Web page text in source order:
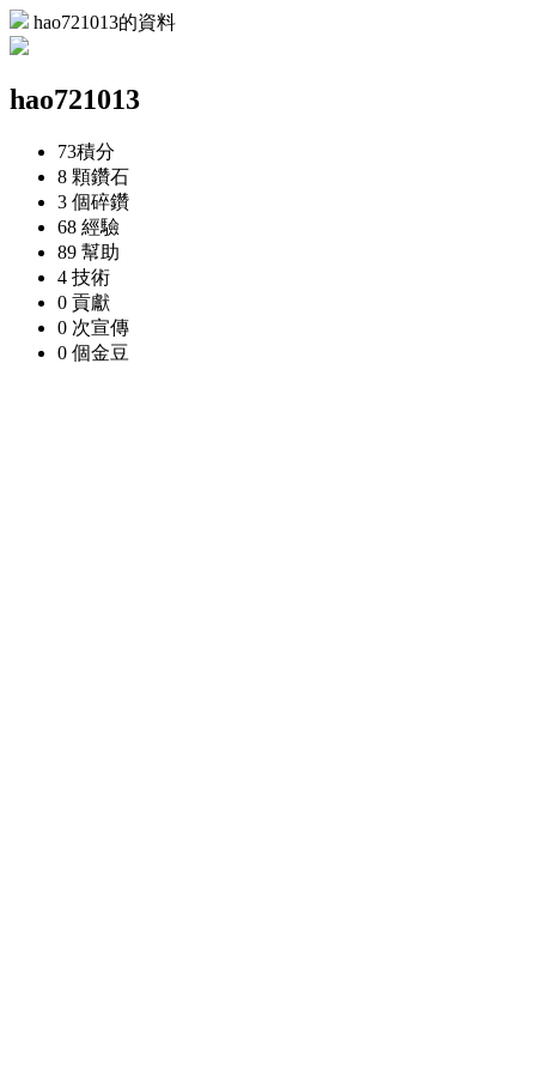
hao721013的資料
hao721013
73積分
8 顆鑽石
3 個碎鑽
68 經驗
89 幫助
4 技術
0 貢獻
0 次宣傳
0 個金豆